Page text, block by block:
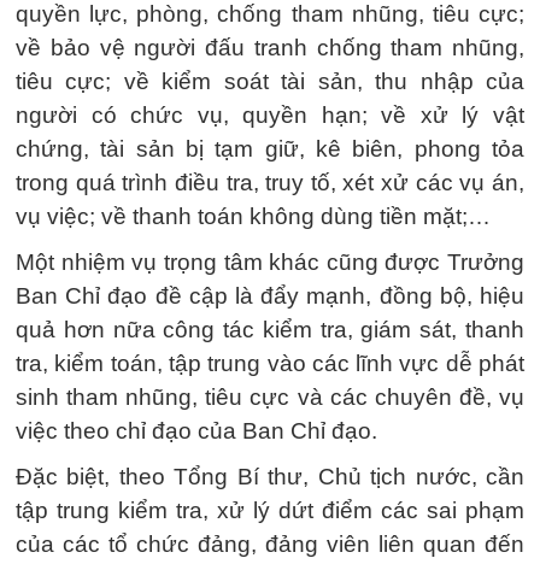
quyền lực, phòng, chống tham nhũng, tiêu cực;
về bảo vệ người đấu tranh chống tham nhũng,
tiêu cực; về kiểm soát tài sản, thu nhập của
người có chức vụ, quyền hạn; về xử lý vật
chứng, tài sản bị tạm giữ, kê biên, phong tỏa
trong quá trình điều tra, truy tố, xét xử các vụ án,
vụ việc; về thanh toán không dùng tiền mặt;…
Một nhiệm vụ trọng tâm khác cũng được Trưởng
Ban Chỉ đạo đề cập là đẩy mạnh, đồng bộ, hiệu
quả hơn nữa công tác kiểm tra, giám sát, thanh
tra, kiểm toán, tập trung vào các lĩnh vực dễ phát
sinh tham nhũng, tiêu cực và các chuyên đề, vụ
việc theo chỉ đạo của Ban Chỉ đạo.
Đặc biệt, theo Tổng Bí thư, Chủ tịch nước, cần
tập trung kiểm tra, xử lý dứt điểm các sai phạm
của các tổ chức đảng, đảng viên liên quan đến